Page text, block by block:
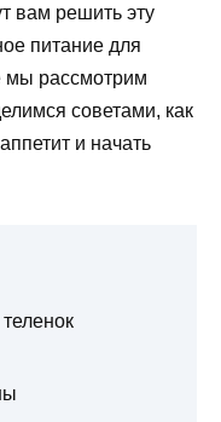
вам решить эту
питание для
мы рассмотрим
советами, как
и начать